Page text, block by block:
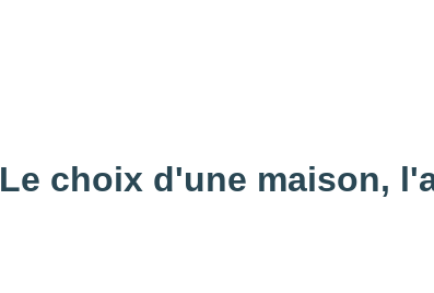
Le choix d'une maison,